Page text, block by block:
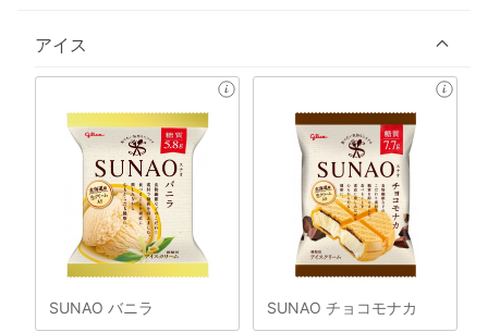
アイス
SUNAO バニラ SUNAO チョコモナカ